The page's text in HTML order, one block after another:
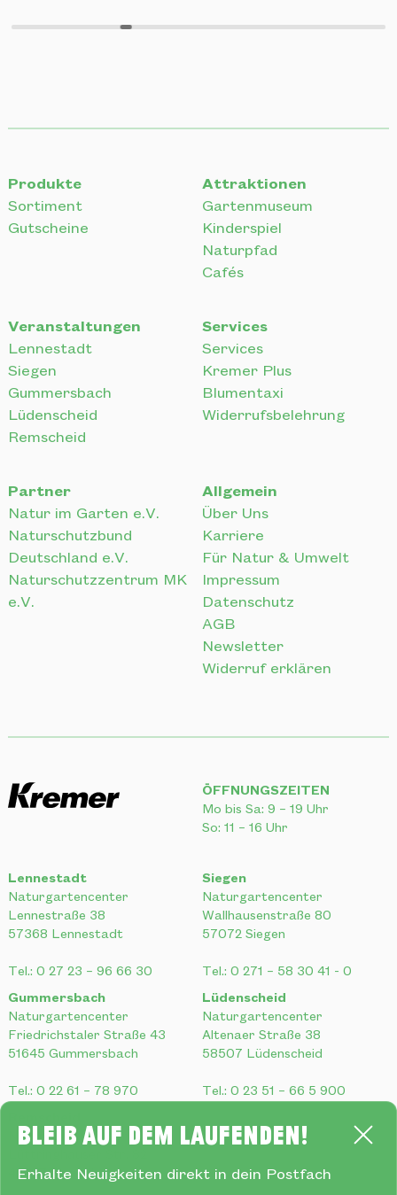
Bleib auf dem Laufenden!
Erhalte Neuigkeiten direkt in dein Postfach
Produkte
Sortiment
Gutscheine
Attraktionen
Gartenmuseum
Kinderspiel
Naturpfad
Cafés
Veranstaltungen
Lennestadt
Siegen
Gummersbach
Lüdenscheid
Remscheid
Services
Services
Kremer Plus
Blumentaxi
Widerrufsbelehrung
Partner
Natur im Garten e.V.
Naturschutzbund
Deutschland e.V.
Naturschutzzentrum MK
e.V.
Allgemein
Über Uns
Karriere
Für Natur & Umwelt
Impressum
Datenschutz
AGB
Newsletter
Widerruf erklären
ÖFFNUNGSZEITEN
Mo bis Sa: 9 – 19 Uhr
So: 11 – 16 Uhr
Lennestadt
Naturgartencenter
Lennestraße 38
57368 Lennestadt
Tel.: 0 27 23 – 96 66 30
Siegen
Naturgartencenter
Wallhausenstraße 80
57072 Siegen
Tel.:0 271 – 58 30 41 - 0
Gummersbach
Naturgartencenter
Friedrichstaler Straße 43
51645 Gummersbach
Tel.: 0 22 61 – 78 970
Lüdenscheid
Naturgartencenter
Altenaer Straße 38
58507 Lüdenscheid
Tel.:0 23 51 – 66 5 900
Naturgartencenter
42897 Remscheid